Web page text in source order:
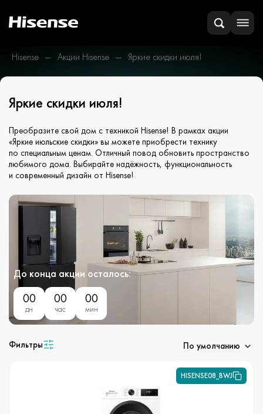
Hisense Акции Hisense Яркие скидки июля!
Яркие скидки июля!
Преобразите свой дом с техникой Hisense! В рамках акции
«Яркие июльские скидки» вы можете приобрести технику
по специальным ценам. Отличный повод обновить пространство
любимого дома. Выбирайте надёжность, функциональность
и современный дизайн от Hisense!
До конца акции осталось:
00
дн
00
час
00
мин
Фильтры По умолчанию
HISENSE08_BWJ